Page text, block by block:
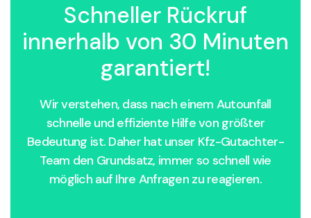
Schneller Rückruf
innerhalb von 30 Minuten
garantiert!
Wir verstehen, dass nach einem Autounfall
schnelle und effiziente Hilfe von größter
Bedeutung ist. Daher hat unser Kfz-Gutachter-
Team den Grundsatz, immer so schnell wie
möglich auf Ihre Anfragen zu reagieren.